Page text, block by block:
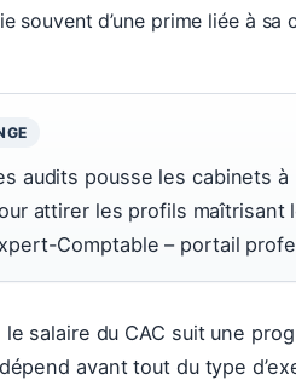
souvent d’une prime liée à
audits pousse les cabinets à
attirer les profils maîtrisant
Comptable – portail
le salaire du CAC suit une
avant tout du type